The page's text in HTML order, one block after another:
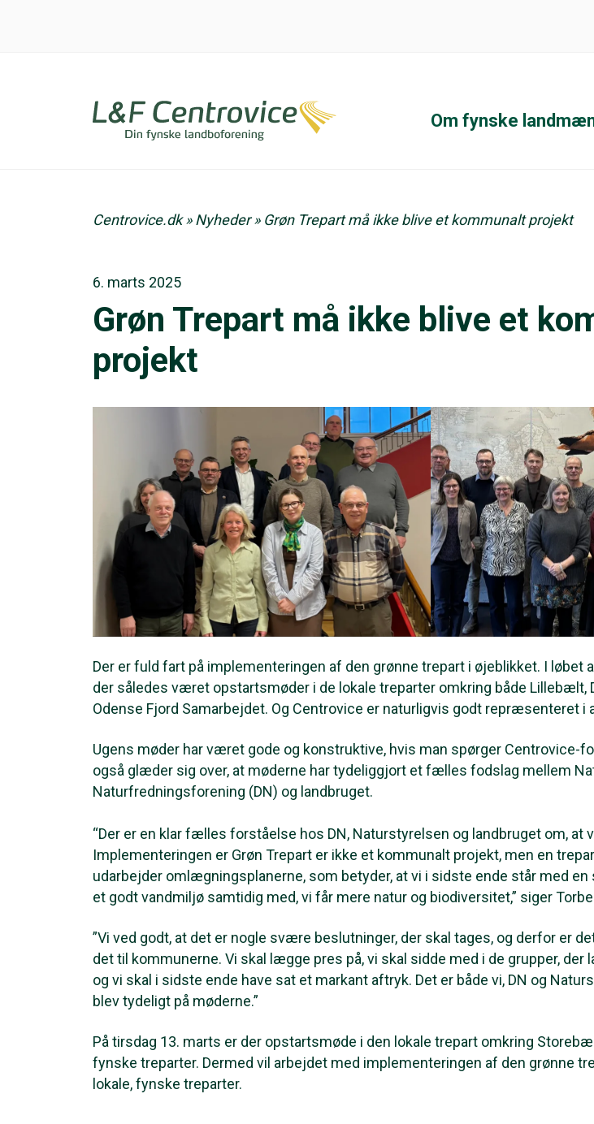
Om fynske
Centrovice.dk»Nyheder» Grøn Trepart må ikke blive et kommunalt projekt
6. marts 2025
Grøn Trepart må ikke blive et
projekt
Der er fuld fart på implementeringen af den grønne trepart i øjeblikket. I løbet
der således været opstartsmøder i de lokale treparter omkring både Lillebælt,
Odense Fjord Samarbejdet. Og Centrovice er naturligvis godt repræsenteret i
Ugens møder har været gode og konstruktive, hvis man spørger Centrovice-
også glæder sig over, at møderne har tydeliggjort et fælles fodslag mellem
Naturfredningsforening (DN) og landbruget.
“Der er en klar fælles forståelse hos DN, Naturstyrelsen og landbruget om, at
Implementeringen er Grøn Trepart er ikke et kommunalt projekt, men en
udarbejder omlægningsplanerne, som betyder, at vi i sidste ende står med
et godt vandmiljø samtidig med, vi får mere natur og biodiversitet,” siger
”Vi ved godt, at det er nogle svære beslutninger, der skal tages, og derfor er
det til kommunerne. Vi skal lægge pres på, vi skal sidde med i de grupper,
og vi skal i sidste ende have sat et markant aftryk. Det er både vi, DN og
blev tydeligt på møderne.”
På tirsdag 13. marts er der opstartsmøde i den lokale trepart omkring
fynske treparter. Dermed vil arbejdet med implementeringen af den grønne
lokale, fynske treparter.